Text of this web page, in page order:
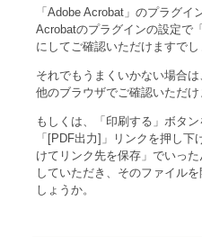
「Adobe Acrobat」のプラグイ
Acrobatのプラグインの設定で
にしてご確認いただけますでし
それでもうまくいかない場合
他のブラウザでご確認いただけ
もしくは、「印刷する」ボタ
「[PDF出力]」リンクを押し
けてリンク先を保存」でいっ
していただき、そのファイル
しょうか。